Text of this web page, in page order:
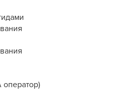
оператор)